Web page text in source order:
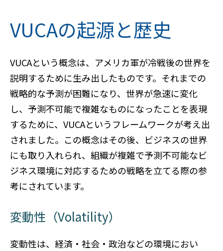
VUCAの起源と歴史
VUCAという概念は、アメリカ軍が冷戦後の世界を
説明するために生み出したものです。それまでの
戦略的な予測が困難になり、世界が急速に変化
し、予測不可能で複雑なものになったことを表現
するために、VUCAというフレームワークが考え出
されました。この概念はその後、ビジネスの世界
にも取り入れられ、組織が複雑で予測不可能なビ
ジネス環境に対応するための戦略を立てる際の参
考にされています。
変動性（Volatility）
変動性は、経済・社会・政治などの環境におい